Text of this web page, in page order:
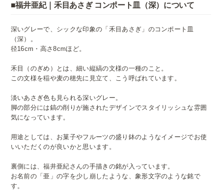
■福井亜紀｜禾目あさぎ コンポート皿（深）について
深いグレーで、シックな印象の「禾目あさぎ」のコンポート皿
（深）。
径16cm・高さ8cmほど。
禾目（のぎめ）とは、細い縦縞の文様の一種のこと。
この文様を稲や麦の穂先に見立て、こう呼ばれています。
淡いあさぎ色も見られる深いグレー。
脚の部分には鎬の削りが施されたデザインでスタイリッシュな雰囲
気になっています。
用途としては、お菓子やフルーツの盛り鉢のようなイメージでお使
いいただくのが良いかと思います。
裏側には、福井亜紀さんの手描きの銘が入っています。
お名前の「亜」の字を少し崩したような、象形文字のような銘で
す。